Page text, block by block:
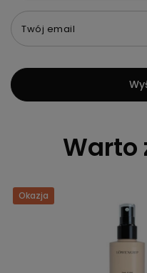
Twój email
Warto
Okazja